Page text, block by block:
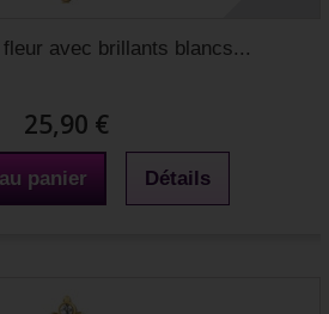
avec brillants blancs...
25,90 €
panier Détails